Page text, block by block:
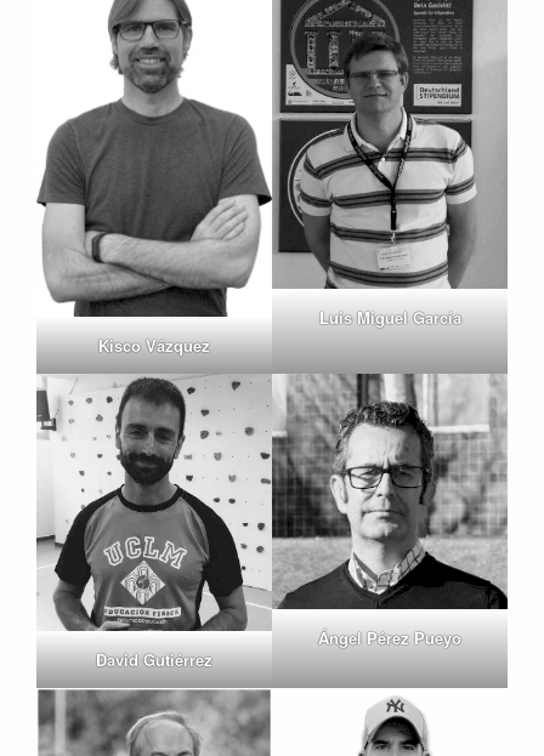
Kisco Vázquez
Luis Miguel García
David Gutiérrez
Ángel Pérez Pueyo